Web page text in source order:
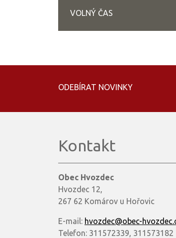
VOLNÝ ČAS
ODEBÍRAT NOVINKY
Kontakt
Obec Hvozdec
Hvozdec 12,
267 62 Komárov u Hořovic
E-mail: hvozdec@obec-
Telefon: 311572339, 311573182